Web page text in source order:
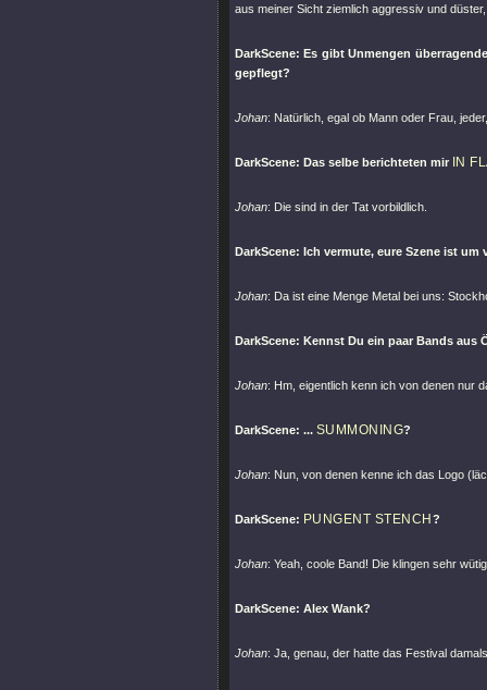
aus meiner Sicht ziemlich aggressiv und
DarkScene: Es gibt Unmengen
gepflegt?
Johan: Natürlich, egal ob Mann oder Frau,
DarkScene: Das selbe berichteten mir IN
Johan: Die sind in der Tat vorbildlich.
DarkScene: Ich vermute, eure Szene ist um
Johan: Da ist eine Menge Metal bei uns:
DarkScene: Kennst Du ein paar Bands
Johan: Hm, eigentlich kenn ich von denen nur
DarkScene: ... SUMMONING?
Johan: Nun, von denen kenne ich das Logo
DarkScene: PUNGENT STENCH ?
Johan: Yeah, coole Band! Die klingen sehr
DarkScene: Alex Wank?
Johan: Ja, genau, der hatte das Festival